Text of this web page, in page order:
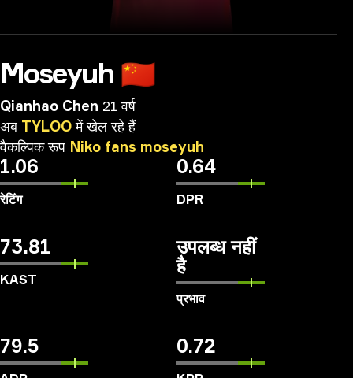
Moseyuh 🇨🇳
Qianhao Chen 21 वर्ष
अब TYLOO में खेल रहे हैं
वैकल्पिक रूप Niko fans moseyuh
1.06
रेटिंग
0.64
DPR
73.81
KAST
उपलब्ध नहीं
है
प्रभाव
79.5 0.72